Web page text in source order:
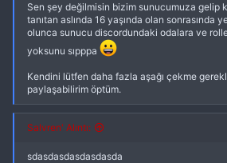
Sen şey değilmisin bizim sunucumuza gelip
tanıtan aslında 16 yaşında olan sonrasında
olunca sunucu discordundaki odalara ve
yoksunu sıpppa
Kendini lütfen daha fazla aşağı çekme
paylaşabilirim öptüm.
Salvren' Alıntı:
sdasdasdasdasdasda